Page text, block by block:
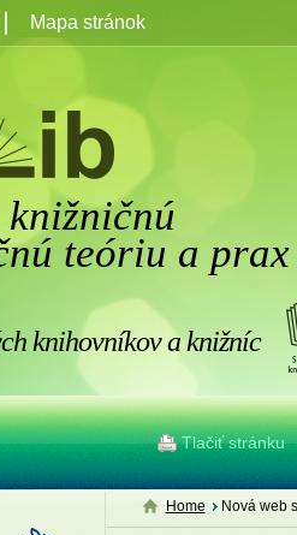
teóriu a prax
knihovníkov a knižníc
Tlačiť stránku
Mapa stránok
Home Nová web